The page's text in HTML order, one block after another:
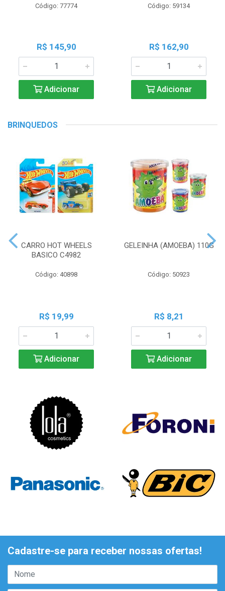
Código: 77774
R$ 145,90
Adicionar
Código: 59134
R$ 162,90
Adicionar
BRINQUEDOS
CARRO HOT WHEELS
BASICO C4982
Código: 40898
R$ 19,99
Adicionar
GELEINHA (AMOEBA) 110G
Código: 50923
R$ 8,21
Adicionar
Cadastre-se para receber nossas ofertas!